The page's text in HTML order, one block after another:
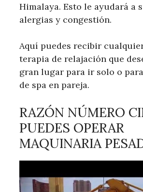
Himalaya. Esto le ayudará a
alergias y congestión.
Aquí puedes recibir
terapia de relajación que
gran lugar para ir solo o
de spa en pareja.
RAZÓN NÚMERO
PUEDES OPERAR
MAQUINARIA